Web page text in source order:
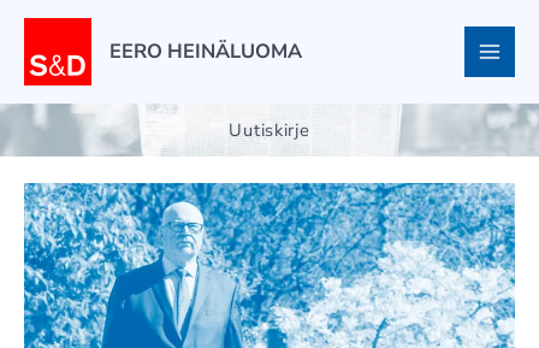
Siirry
EERO HEINÄLUOMA
Uutiskirje